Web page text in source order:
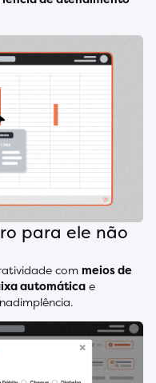
para ele não
com meios de
automática e